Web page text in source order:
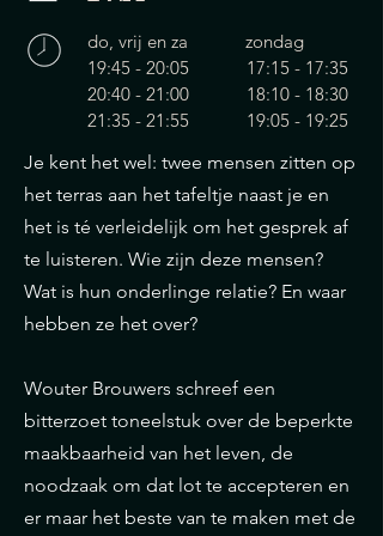
do, vrij en za zondag
19:45 - 20:05 17:15 - 17:35
20:40 - 21:00 18:10 - 18:30
21:35 - 21:55 19:05 - 19:25
Je kent het wel: twee mensen zitten op
het terras aan het tafeltje naast je en
het is té verleidelijk om het gesprek af
te luisteren. Wie zijn deze mensen?
Wat is hun onderlinge relatie? En waar
hebben ze het over?
Wouter Brouwers schreef een
bitterzoet toneelstuk over de beperkte
maakbaarheid van het leven, de
noodzaak om dat lot te accepteren en
er maar het beste van te maken met de